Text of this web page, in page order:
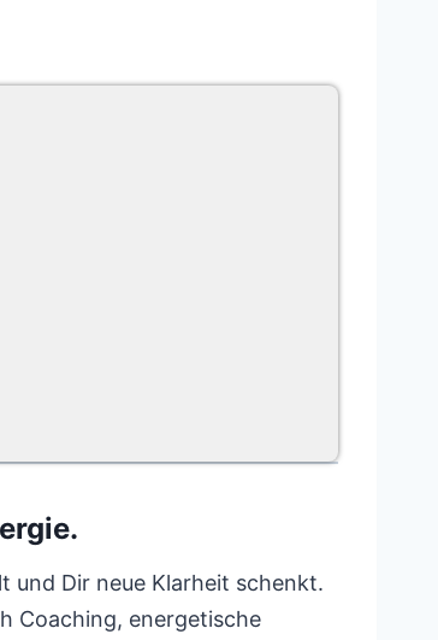
und Dir neue Klarheit schenkt.
Coaching, energetische